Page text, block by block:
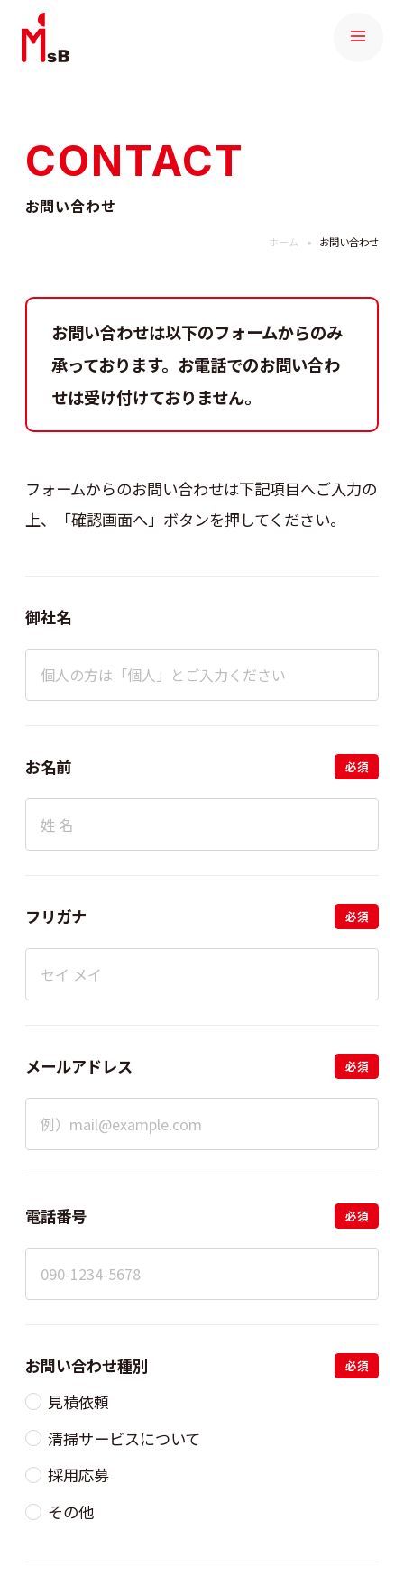
お問い合わせ
CONTACT
ホーム お問い合わせ
お問い合わせは以下のフォームからのみ
承っております。 お電話でのお問い合わ
せは受け付けておりません。
フォームからのお問い合わせは下記項目へご入力の
上、
「確認画面へ」ボタンを押してください。
御社名
お名前 必須
フリガナ 必須
メールアドレス 必須
電話番号 必須
お問い合わせ種別 必須
見積依頼
清掃サービスについて
採用応募
その他